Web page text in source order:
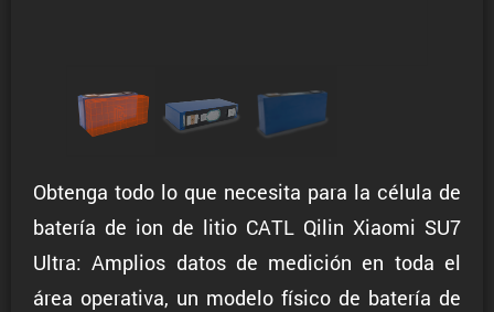
Obtenga todo lo que necesita para la célula de
batería de ion de litio CATL Qilin Xiaomi SU7
Ultra: Amplios datos de medición en toda el
área operativa, un modelo físico de batería de